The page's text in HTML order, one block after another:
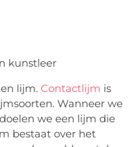
kunstleer
lijm.Contactlijm is
Wanneer we
we een lijm die
bestaat over het